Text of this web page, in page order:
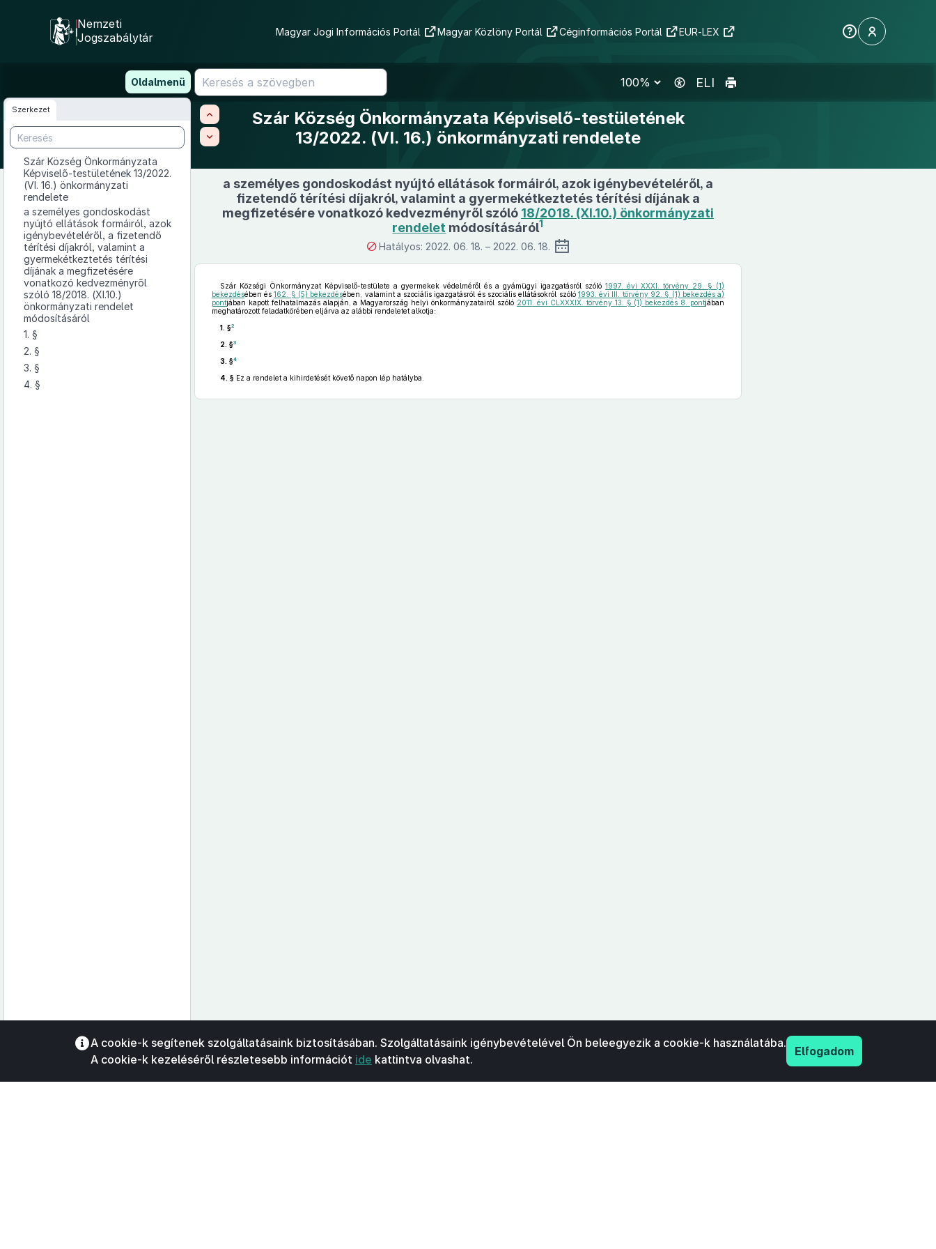
tartalomra
Nemzeti
Jogszabálytár
Magyar Jogi Információs Portál Magyar Közlöny Portál Céginformációs Portál EUR-LEX
Oldalmenü ELI
Szerkezet
Szár Község Önkormányzata
Képviselő-testületének 13/2022.
(VI. 16.) önkormányzati
rendelete
a személyes gondoskodást
nyújtó ellátások formáiról, azok
igénybevételéről, a fizetendő
térítési díjakról, valamint a
gyermekétkeztetés térítési
díjának a megfizetésére
vonatkozó kedvezményről
szóló 18/2018. (XI.10.)
önkormányzati rendelet
módosításáról
1. §
2. §
3. §
4. §
Az oldalmenübe visszatéréshez
ALT + S billentyűket.
Szár Község Önkormányzata Képviselő-testületének
13/2022. (VI. 16.) önkormányzati rendelete
a személyes gondoskodást nyújtó ellátások formáiról, azok igénybevételéről, a
fizetendő térítési díjakról, valamint a gyermekétkeztetés térítési díjának a
megfizetésére vonatkozó kedvezményről szóló 18/2018. (XI.10.) önkormányzati
rendelet módosításáról1
Hatályos: 2022. 06. 18. – 2022. 06. 18.
Szár Községi Önkormányzat Képviselő-testülete a gyermekek védelméről és a gyámügyi igazgatásról szóló1997. évi XXXI. törvény 29. § (1)
bekezdésében és162. § (5) bekezdésében, valamint a szociális igazgatásról és szociális ellátásokról szóló 1993. évi III. törvény 92. § (1) bekezdés a)
pontjában kapott felhatalmazás alapján, a Magyarország helyi önkormányzatairól szóló 2011. évi CLXXXIX. törvény 13. § (1) bekezdés 8. pontjában
meghatározott feladatkörében eljárva az alábbi rendeletet alkotja:
1. §2
2. §3
3. §4
4. §Ez a rendelet a kihirdetését követő napon lép hatályba.
A cookie-k segítenek szolgáltatásaink biztosításában. Szolgáltatásaink igénybevételével Ön beleegyezik a cookie-k használatába.
A cookie-k kezeléséről részletesebb információt ide kattintva olvashat.
Elfogadom